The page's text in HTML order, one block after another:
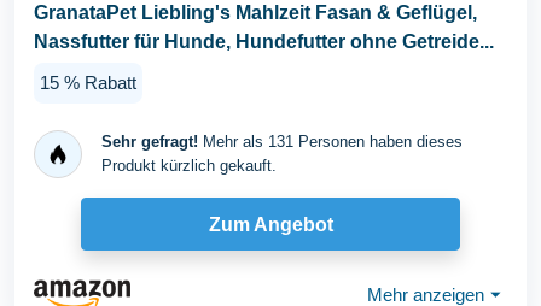
GranataPet Liebling's Mahlzeit Fasan & Geflügel,
Nassfutter für Hunde, Hundefutter ohne Getreide...
15 % Rabatt
Sehr gefragt! Mehr als 131 Personen haben dieses
Produkt kürzlich gekauft.
Zum Angebot
Mehr anzeigen ⏷